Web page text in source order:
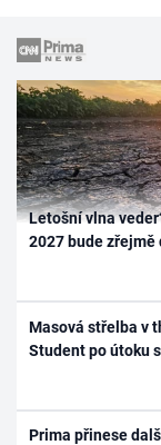
Letošní vlna
2027 bude
Masová střelba v
Student po útoku
Prima přinese